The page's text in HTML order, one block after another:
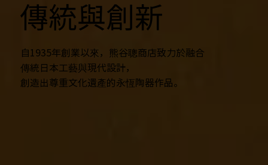
傳統與創新
自1935年創業以來，熊谷聰商店致力於融合
傳統日本工藝與現代設計，
創造出尊重文化遺產的永恆陶器作品。